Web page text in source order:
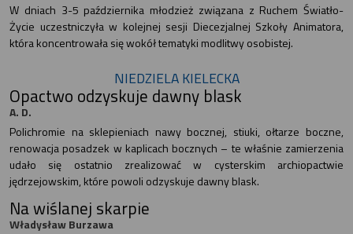
W dniach 3-5 października młodzież związana z Ruchem Światło-
Życie uczestniczyła w kolejnej sesji Diecezjalnej Szkoły Animatora,
która koncentrowała się wokół tematyki modlitwy osobistej.
NIEDZIELA KIELECKA
Opactwo odzyskuje dawny blask
A. D.
Polichromie na sklepieniach nawy bocznej, stiuki, ołtarze boczne,
renowacja posadzek w kaplicach bocznych – te właśnie zamierzenia
udało się ostatnio zrealizować w cysterskim archiopactwie
jędrzejowskim, które powoli odzyskuje dawny blask.
Na wiślanej skarpie
Władysław Burzawa